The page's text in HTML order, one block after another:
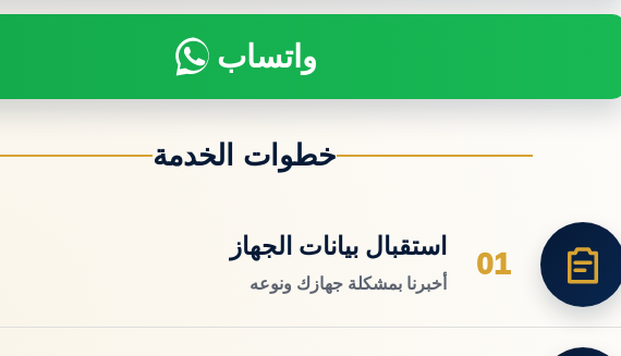
واتساب
خطوات الخدمة
01
استقبال بيانات الجهاز
أخبرنا بمشكلة جهازك ونوعه